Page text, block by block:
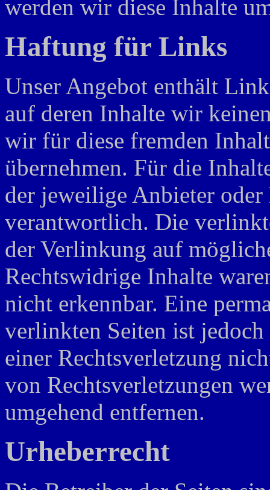
werden wir diese Inhalte
Haftung für Links
Unser Angebot enthält
auf deren Inhalte wir
wir für diese fremden
übernehmen. Für die
der jeweilige Anbieter oder
verantwortlich. Die
der Verlinkung auf
Rechtswidrige Inhalte
nicht erkennbar. Eine
verlinkten Seiten ist
einer Rechtsverletzung
von Rechtsverletzungen
umgehend entfernen.
Urheberrecht